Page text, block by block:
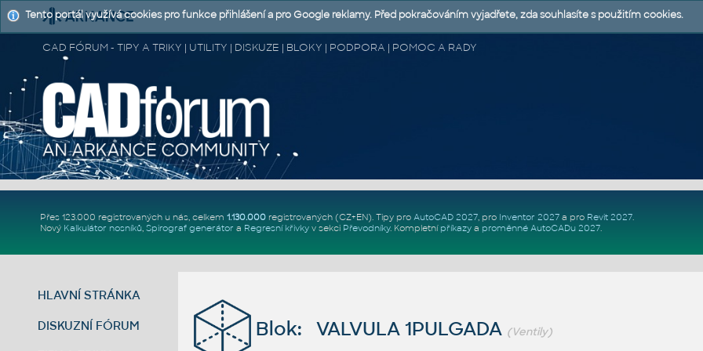
CAD FÓRUM - TIPY A TRIKY | UTILITY | DISKUZE | BLOKY | PODPORA | POMOC A RADY
Přes 123.000 registrovaných u nás, celkem 1.130.000registrovaných (CZ+EN). Tipy pro AutoCAD 2027, pro Inventor 2027a pro Revit 2027.
Nový Kalkulátor nosníků, Spirograf generátor a Regresní křivkyv sekci Převodníky. Kompletní příkazya proměnné AutoCADu 2027.
HLAVNÍ STRÁNKA
DISKUZNÍ FÓRUM Blok: VALVULA 1PULGADA (Ventily)
Tento portál využívá cookies pro funkce přihlášení a pro Google reklamy. Před pokračováním vyjadřete, zda souhlasíte s použitím cookies.